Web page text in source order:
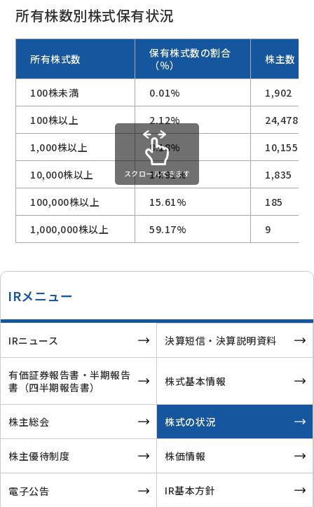
所有株数別株式保有状況
所有株式数
保有株式数の割合
（％）
株主数（
100株未満 0.01%
1,902
100株以上
2.12%
24,478
1,000株以上
8.18%
10,155
10,000株以上
14.91%
1,835
100,000株以上
15.61%
185
1,000,000株以上
59.17% 9
スクロールできます
IRメニュー
IRニュース 決算短信・決算説明資料
有価証券報告書・半期報告
書 （四半期報告書） 株式基本情報
株主総会 株式の状況
株主優待制度 株価情報
電子公告 IR基本方針